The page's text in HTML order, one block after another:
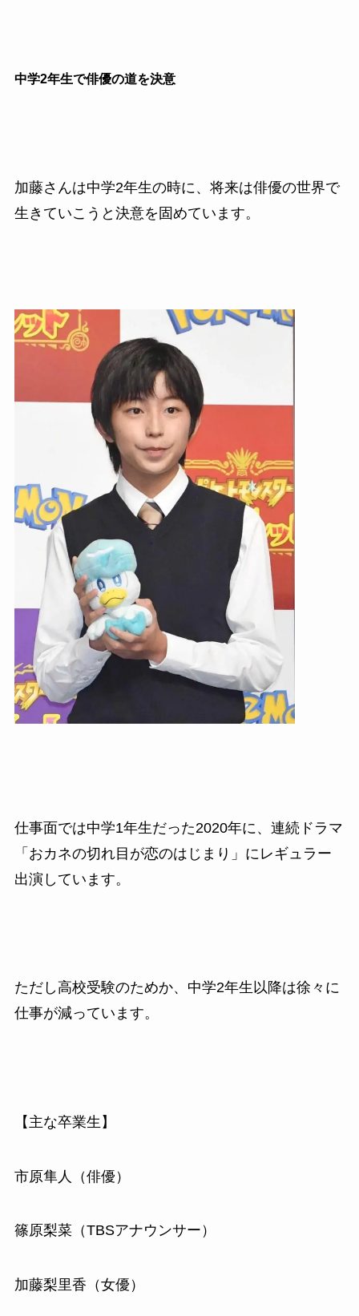
中学2年生で俳優の道を決意
加藤さんは中学2年生の時に、将来は俳優の世界で
生きていこうと決意を固めています。
仕事面では中学1年生だった2020年に、連続ドラマ
「おカネの切れ目が恋のはじまり」にレギュラー
出演しています。
ただし高校受験のためか、中学2年生以降は徐々に
仕事が減っています。
【主な卒業生】
市原隼人（俳優）
篠原梨菜（TBSアナウンサー）
加藤梨里香（女優）